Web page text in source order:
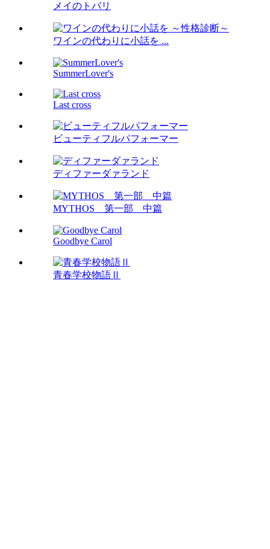
メイのトバリ
ワインの代わりに小話を ...
SummerLover's
Last cross
ビューティフルパフォーマー
ディファーダァランド
MYTHOS 第一部 中篇
Goodbye Carol
青春学校物語Ⅱ